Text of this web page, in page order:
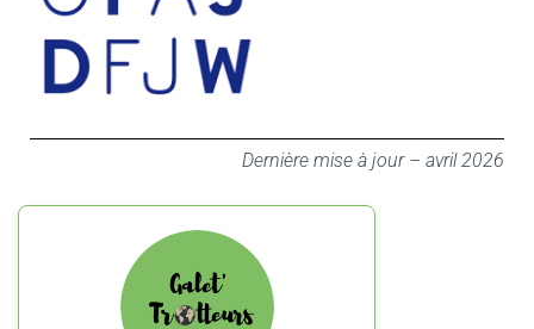
Dernière mise à jour – avril 2026